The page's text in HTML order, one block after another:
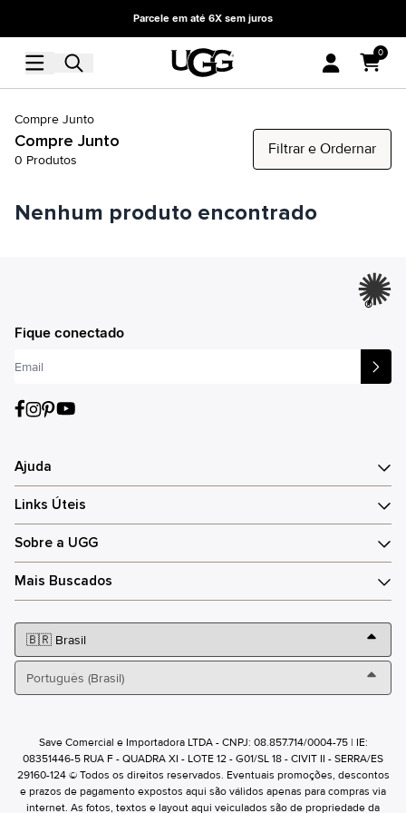
Parcele em até 6X sem juros
0
Compre Junto
Compre Junto
0 Produtos
Filtrar e Ordernar
Nenhum produto encontrado
®
Fique conectado
Ajuda
Links Úteis
Sobre a UGG
Mais Buscados
Save Comercial e Importadora LTDA - CNPJ: 08.857.714/0004-75 | IE:
08351446-5 RUA F - QUADRA XI - LOTE 12 - G01/SL 18 - CIVIT II - SERRA/ES
29160-124 © Todos os direitos reservados. Eventuais promoções, descontos
e prazos de pagamento expostos aqui são válidos apenas para compras via
internet. As fotos, textos e layout aqui veiculados são de propriedade da